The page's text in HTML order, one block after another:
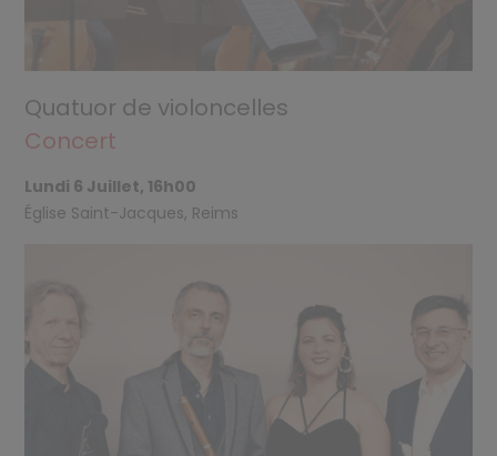
Quatuor de violoncelles
Concert
Lundi 6 Juillet, 16h00
Église Saint-Jacques, Reims